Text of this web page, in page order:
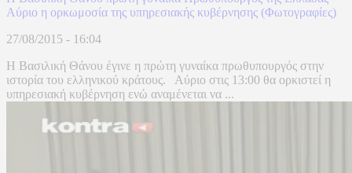
Αύριο η ορκωμοσία της υπηρεσιακής κυβέρνησης (Φωτογραφίες)
27/08/2015 - 16:04
Η Βασιλική Θάνου έγινε η πρώτη γυναίκα πρωθυπουργός στην
ιστορία του ελληνικού κράτους. Αύριο στις 13:00 θα ορκιστεί η
υπηρεσιακή κυβέρνηση ενώ αναμένεται να ...